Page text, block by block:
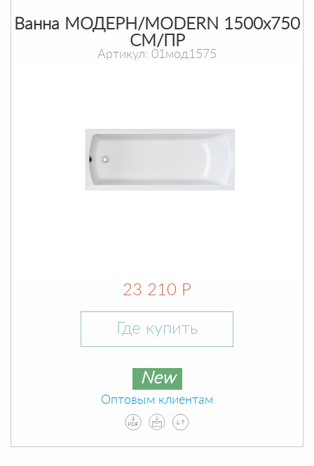
Ванна МОДЕРН/MODERN 1500х750
СМ/ПР
Артикул: 01мод1575
23 210 Р
Где купить
New
Оптовым клиентам